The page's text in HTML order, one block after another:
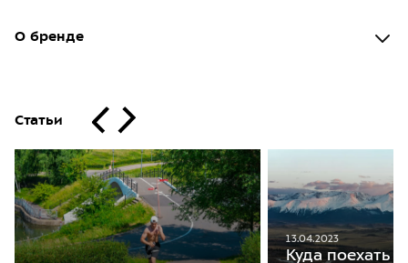
О бренде
Статьи
13.04.2023
Куда поехать